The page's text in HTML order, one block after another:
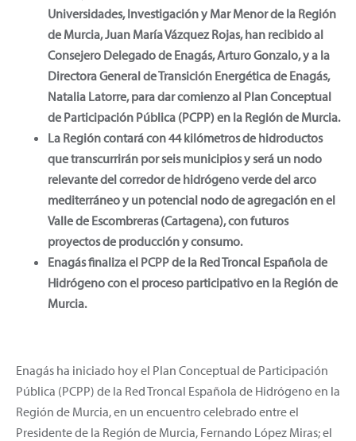
Universidades, Investigación y Mar Menor de la Región
de Murcia, Juan María Vázquez Rojas, han recibido al
Consejero Delegado de Enagás, Arturo Gonzalo, y a la
Directora General de Transición Energética de Enagás,
Natalia Latorre, para dar comienzo al Plan Conceptual
de Participación Pública (PCPP) en la Región de Murcia.
La Región contará con 44 kilómetros de hidroductos
que transcurrirán por seis municipios y será un nodo
relevante del corredor de hidrógeno verde del arco
mediterráneo y un potencial nodo de agregación en el
Valle de Escombreras (Cartagena), con futuros
proyectos de producción y consumo.
Enagás finaliza el PCPP de la Red Troncal Española de
Hidrógeno con el proceso participativo en la Región de
Murcia.
Enagás ha iniciado hoy el Plan Conceptual de Participación
Pública (PCPP) de la Red Troncal Española de Hidrógeno en la
Región de Murcia, en un encuentro celebrado entre el
Presidente de la Región de Murcia, Fernando López Miras; el